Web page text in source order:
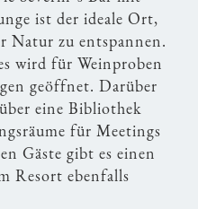
ist der ideale Ort,
Natur zu entspannen.
wird für Weinproben
geöffnet. Darüber
eine Bibliothek
für Meetings
Gäste gibt es einen
Resort ebenfalls